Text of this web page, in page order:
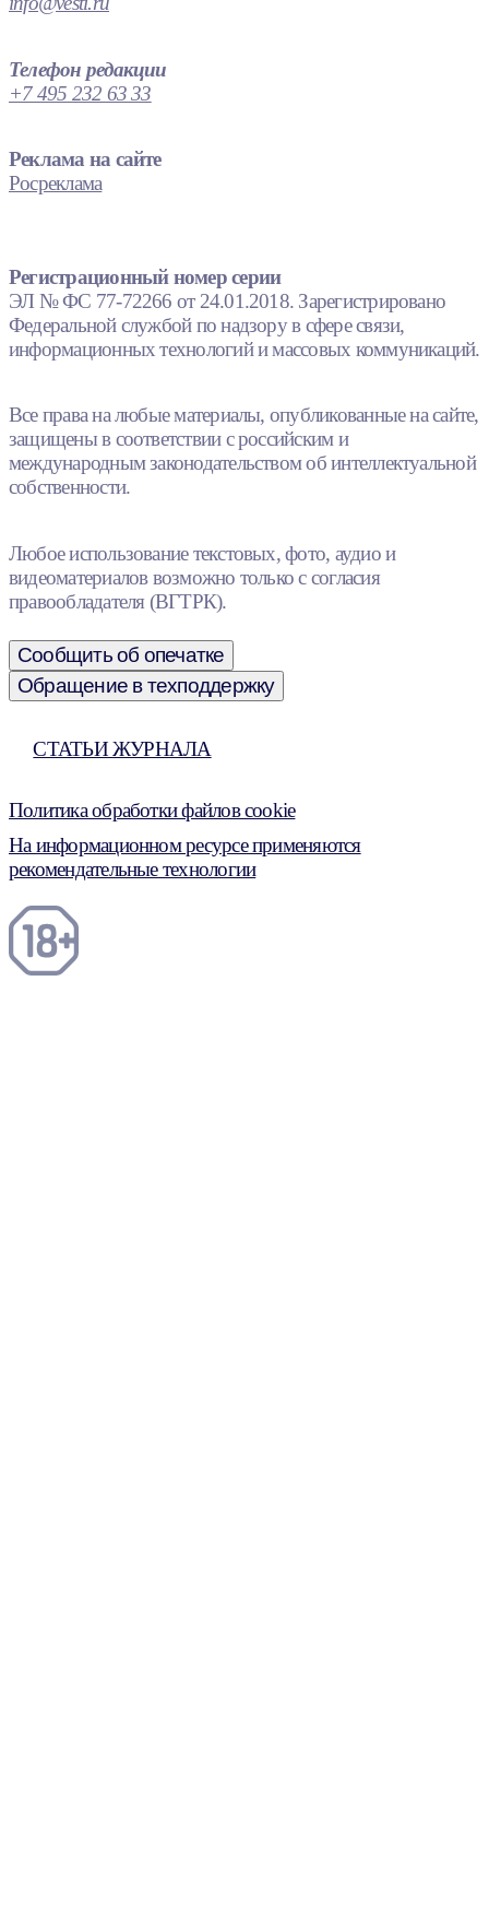
Телефон редакции
+7 495 232 63 33
Реклама на сайте
Росреклама
Регистрационный номер серии
ЭЛ № ФС 77-72266 от 24.01.2018. Зарегистрировано
Федеральной службой по надзору в сфере связи,
информационных технологий и массовых коммуникаций.
Все права на любые материалы, опубликованные на сайте,
защищены в соответствии с российским и
международным законодательством об интеллектуальной
собственности.
Любое использование текстовых, фото, аудио и
видеоматериалов возможно только с согласия
правообладателя (ВГТРК).
Сообщить об опечатке
Обращение в техподдержку
СТАТЬИ ЖУРНАЛА
Политика обработки файлов cookie
На информационном ресурсе применяются
рекомендательные технологии